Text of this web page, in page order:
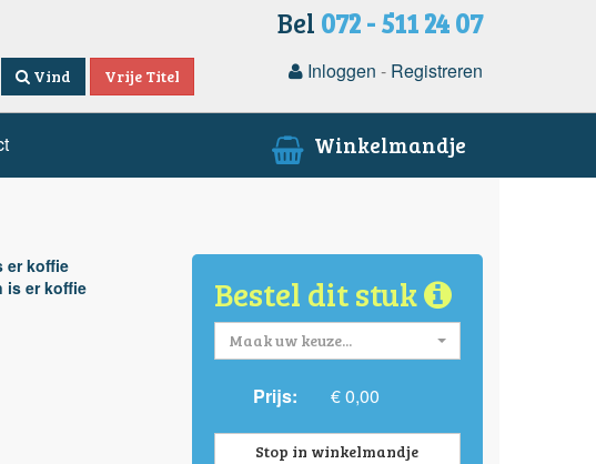
Bel 072 - 511 24 07
Vind Vrije Titel Inloggen - Registreren
Winkelmandje
er koffie
is er koffie
Bestel dit stuk
Maak uw keuze...
Prijs: € 0,00
Stop in winkelmandje